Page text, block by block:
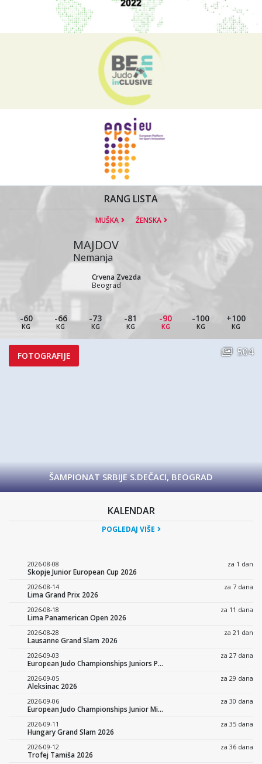
RANG LISTA
MUŠKA ŽENSKA
MAJDOV
Nemanja
Crvena Zvezda
Beograd
-60
KG
-66
KG
-73
KG
-81
KG
-90
KG
-100
KG
+100
KG
FOTOGRAFIJE
ŠAMPIONAT SRBIJE S.DEČACI, BEOGRAD
504
KALENDAR
POGLEDAJ VIŠE
2026-08-08 za 1 dan
Skopje Junior European Cup 2026
2026-08-14 za 7 dana
Lima Grand Prix 2026
2026-08-18 za 11 dana
Lima Panamerican Open 2026
2026-08-28 za 21 dan
Lausanne Grand Slam 2026
2026-09-03 za 27 dana
European Judo Championships Juniors Podgorica 2026
2026-09-05 za 29 dana
Aleksinac 2026
2026-09-06 za 30 dana
European Judo Championships Junior Mixed Team Podgorica 2026
2026-09-11 za 35 dana
Hungary Grand Slam 2026
2026-09-12 za 36 dana
Trofej Tamiša 2026